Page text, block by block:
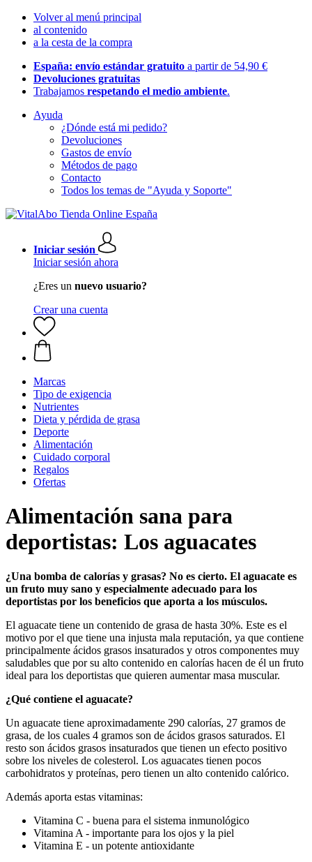
Volver al menú principal
al contenido
a la cesta de la compra
España: envío estándar gratuito a partir de 54,90 €
Devoluciones gratuitas
Trabajamos respetando el medio ambiente.
Ayuda
¿Dónde está mi pedido?
Devoluciones
Gastos de envío
Métodos de pago
Contacto
Todos los temas de "Ayuda y Soporte"
Iniciar sesión
Iniciar sesión ahora
¿Eres un nuevo usuario?
Crear una cuenta
Marcas
Tipo de exigencia
Nutrientes
Dieta y pérdida de grasa
Deporte
Alimentación
Cuidado corporal
Regalos
Ofertas
Alimentación sana para
deportistas: Los aguacates
¿Una bomba de calorías y grasas? No es cierto. El aguacate es
un fruto muy sano y especialmente adecuado para los
deportistas por los beneficios que aporta a los músculos.
El aguacate tiene un contenido de grasa de hasta 30%. Este es el
motivo por el que tiene una injusta mala reputación, ya que contiene
principalmente ácidos grasos insaturados y otros componentes muy
saludables que por su alto contenido en calorías hacen de él un fruto
ideal para los deportistas que quieren aumentar masa muscular.
¿Qué contiene el aguacate?
Un aguacate tiene aproximadamente 290 calorías, 27 gramos de
grasa, de los cuales 4 gramos son de ácidos grasos saturados. El
resto son ácidos grasos insaturados que tienen un efecto positivo
sobre los niveles de colesterol. Los aguacates tienen pocos
carbohidratos y proteínas, pero tienen un alto contenido calórico.
Además aporta estas vitaminas:
Vitamina C - buena para el sistema inmunológico
Vitamina A - importante para los ojos y la piel
Vitamina E - un potente antioxidante